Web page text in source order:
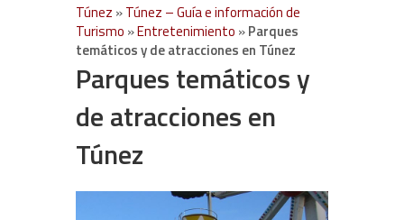
Túnez »Túnez – Guía e información de
Turismo »Entretenimiento »Parques
temáticos y de atracciones en Túnez
Parques temáticos y
de atracciones en
Túnez